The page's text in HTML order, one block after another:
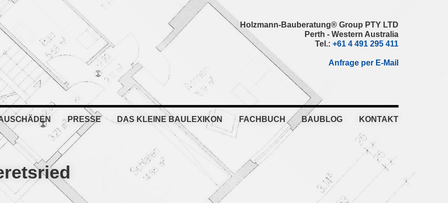
Holzmann-Bauberatung® Group PTY LTD
Perth - Western Australia
Tel.: +61 4 491 295 411
Anfrage per E-Mail
PRESSE DAS KLEINE BAULEXIKON FACHBUCH BAUBLOG KONTAKT